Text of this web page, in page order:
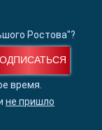
Ростова"?
время.
не пришло